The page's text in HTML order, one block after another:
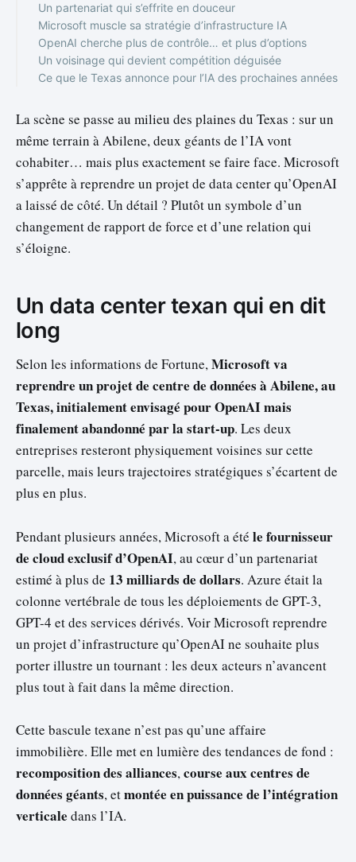
Un partenariat qui s’effrite en douceur
Microsoft muscle sa stratégie d’infrastructure IA
OpenAI cherche plus de contrôle… et plus d’options
Un voisinage qui devient compétition déguisée
Ce que le Texas annonce pour l’IA des prochaines années
La scène se passe au milieu des plaines du Texas : sur un
même terrain à Abilene, deux géants de l’IA vont
cohabiter… mais plus exactement se faire face. Microsoft
s’apprête à reprendre un projet de data center qu’OpenAI
a laissé de côté. Un détail ? Plutôt un symbole d’un
changement de rapport de force et d’une relation qui
s’éloigne.
Un data center texan qui en dit
long
Selon les informations de Fortune,Microsoft va
reprendre un projet de centre de données à Abilene, au
Texas, initialement envisagé pour OpenAI mais
finalement abandonné par la start-up. Les deux
entreprises resteront physiquement voisines sur cette
parcelle, mais leurs trajectoires stratégiques s’écartent de
plus en plus.
Pendant plusieurs années, Microsoft a été le fournisseur
de cloud exclusif d’OpenAI, au cœur d’un partenariat
estimé à plus de 13 milliards de dollars. Azure était la
colonne vertébrale de tous les déploiements de GPT-3,
GPT-4 et des services dérivés. Voir Microsoft reprendre
un projet d’infrastructure qu’OpenAI ne souhaite plus
porter illustre un tournant : les deux acteurs n’avancent
plus tout à fait dans la même direction.
Cette bascule texane n’est pas qu’une affaire
immobilière. Elle met en lumière des tendances de fond :
recomposition des alliances,course aux centres de
données géants, etmontée en puissance de l’intégration
verticale dans l’IA.